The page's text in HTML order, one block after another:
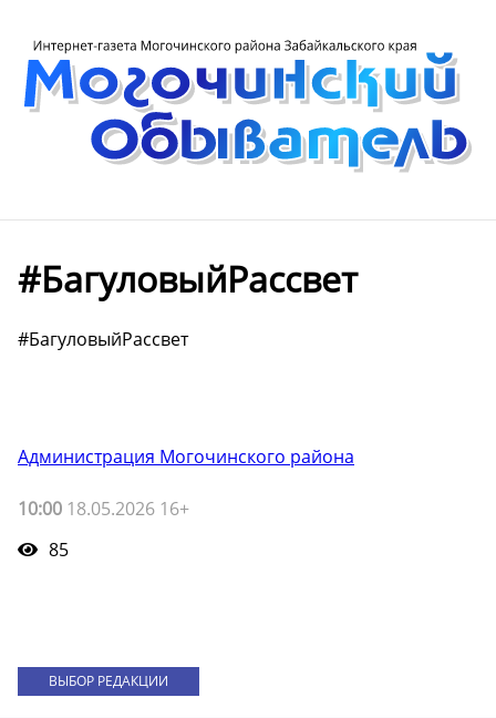
#БагуловыйРассвет
#БагуловыйРассвет
Администрация Могочинского района
10:00 18.05.2026 16+
85
ВЫБОР РЕДАКЦИИ